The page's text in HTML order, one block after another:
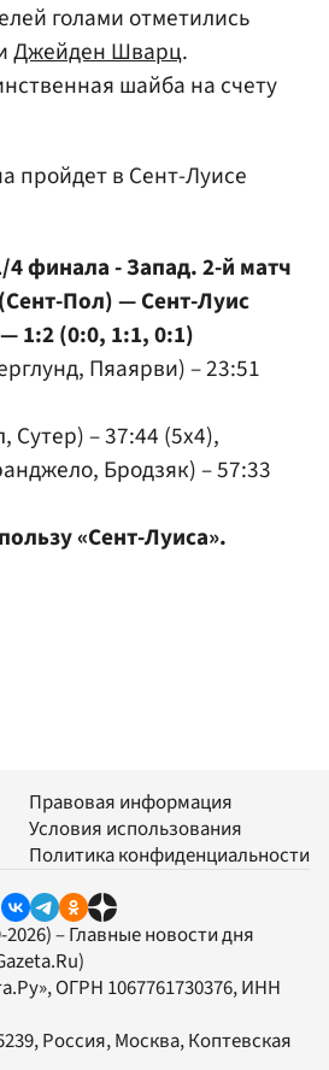
голами отметились
Джейден Шварц.
шайба на счету
пройдет в Сент-Луисе
финала - Запад. 2-й матч
Пол) — Сент-Луис
1:2 (0:0, 1:1, 0:1)
Пяаярви) – 23:51
Сутер) – 37:44 (5x4),
Бродзяк) – 57:33
«Сент-Луиса».
Правовая информация
Условия использования
Политика конфиденциальности
– Главные новости дня
, ОГРН 1067761730376, ИНН
Россия, Москва, Коптевская